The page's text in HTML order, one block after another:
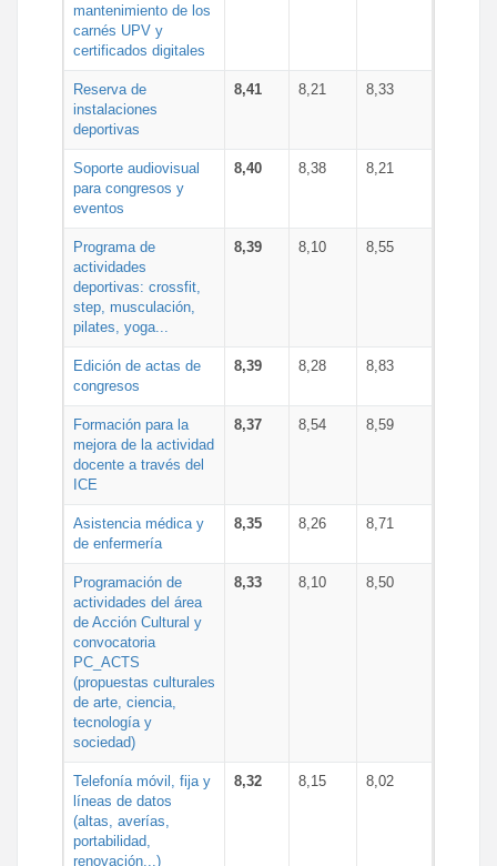
mantenimiento de los
carnés UPV y
certificados digitales
Reserva de
instalaciones
deportivas
8,41 8,21 8,33
Soporte audiovisual
para congresos y
eventos
8,40 8,38 8,21
Programa de
actividades
deportivas: crossfit,
step, musculación,
pilates, yoga...
8,39 8,10 8,55
Edición de actas de
congresos
8,39 8,28 8,83
Formación para la
mejora de la actividad
docente a través del
ICE
8,37 8,54 8,59
Asistencia médica y
de enfermería
8,35 8,26 8,71
Programación de
actividades del área
de Acción Cultural y
convocatoria
PC_ACTS
(propuestas culturales
de arte, ciencia,
tecnología y
sociedad)
8,33 8,10 8,50
Telefonía móvil, fija y
líneas de datos
(altas, averías,
portabilidad,
renovación...)
8,32 8,15 8,02